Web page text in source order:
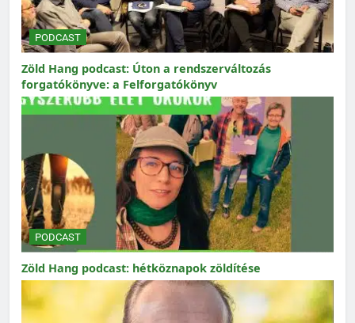
PODCAST
Zöld Hang podcast: Úton a rendszerváltozás
forgatókönyve: a Felforgatókönyv
PODCAST
Zöld Hang podcast: hétköznapok zöldítése